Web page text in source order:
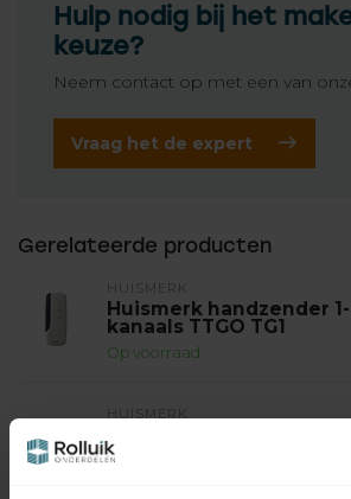
Hulp nodig bij het
keuze?
Neem contact op met een van
Vraag het de expert
Gerelateerde producten
HUISMERK
Huismerk handzender 1-
kanaals TTGO TG1
Op voorraad
HUISMERK
kanaals TTGO TG6